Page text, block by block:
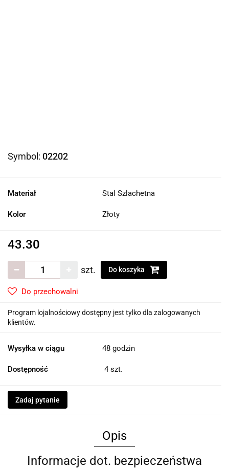
Symbol: 02202
Materiał Stal Szlachetna
Kolor Złoty
43.30
szt. Do koszyka
Do przechowalni
Program lojalnościowy dostępny jest tylko dla zalogowanych
klientów.
Wysyłka w ciągu 48 godzin
Dostępność 4 szt.
Zadaj pytanie
Opis
Informacje dot. bezpieczeństwa